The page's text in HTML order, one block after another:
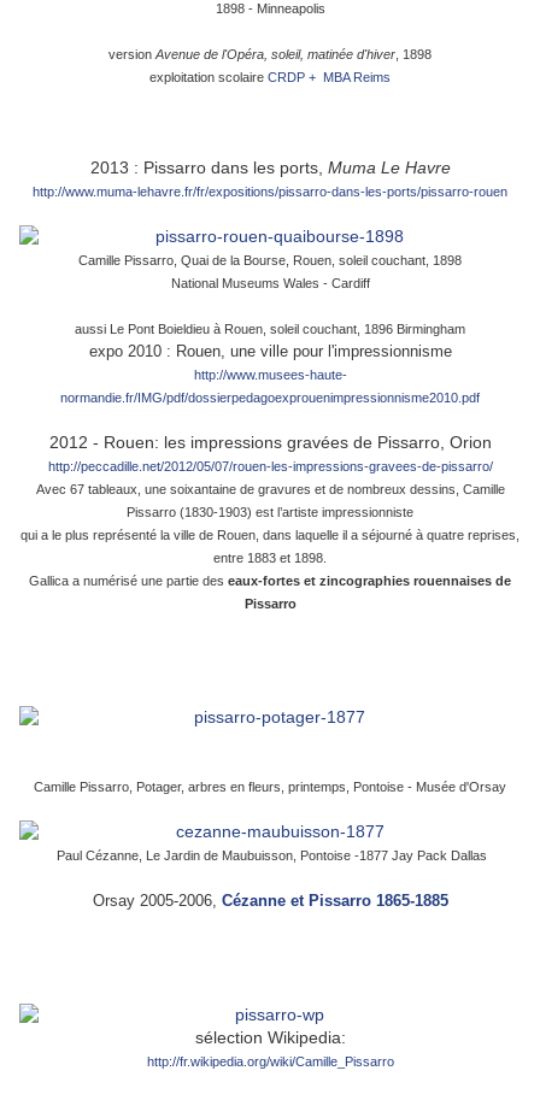
1898 - Minneapolis
version Avenue de l'Opéra, soleil, matinée d'hiver , 1898
exploitation scolaire CRDP + MBA Reims
2013 : Pissarro dans les ports, Muma Le Havre
http://www.muma-lehavre.fr/fr/expositions/pissarro-dans-les-ports/pissarro-rouen
Camille Pissarro, Quai de la Bourse, Rouen, soleil couchant, 1898
National Museums Wales - Cardiff
aussi Le Pont Boieldieu à Rouen, soleil couchant, 1896 Birmingham
expo 2010 : Rouen, une ville pour l'impressionnisme
http://www.musees-haute-
normandie.fr/IMG/pdf/dossierpedagoexprouenimpressionnisme2010.pdf
2012 - Rouen: les impressions gravées de Pissarro, Orion
http://peccadille.net/2012/05/07/rouen-les-impressions-gravees-de-pissarro/
Avec 67 tableaux, une soixantaine de gravures et de nombreux dessins, Camille
Pissarro (1830-1903) est l’artiste impressionniste
qui a le plus représenté la ville de Rouen, dans laquelle il a séjourné à quatre reprises,
entre 1883 et 1898.
Gallica a numérisé une partie des eaux-fortes et zincographies rouennaises de
Pissarro
Camille Pissarro, Potager, arbres en fleurs, printemps, Pontoise - Musée d'Orsay
Paul Cézanne, Le Jardin de Maubuisson, Pontoise -1877 Jay Pack Dallas
Orsay 2005-2006, Cézanne et Pissarro 1865-1885
sélection Wikipedia:
http://fr.wikipedia.org/wiki/Camille_Pissarro